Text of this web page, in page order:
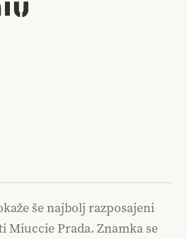
še najbolj razposajeni
Miuccie Prada. Znamka se